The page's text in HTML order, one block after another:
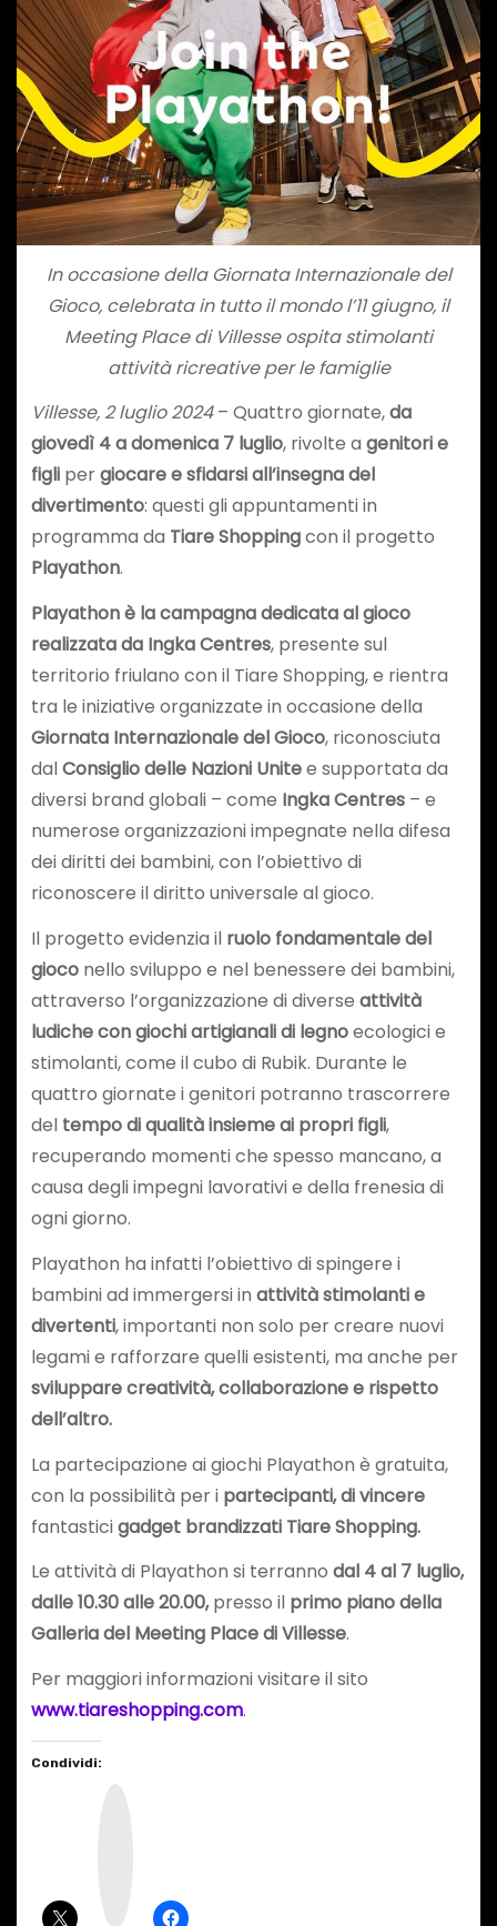
In occasione della Giornata Internazionale del
Gioco, celebrata in tutto il mondo l’11 giugno, il
Meeting Place di Villesse ospita stimolanti
attività ricreative per le famiglie
Villesse, 2 luglio 2024– Quattro giornate,da
giovedì 4 a domenica 7 luglio, rivolte a genitori e
figlipergiocare e sfidarsi all’insegna del
divertimento: questi gli appuntamenti in
programma da Tiare Shoppingcon il progetto
Playathon.
Playathon è la campagna dedicata al gioco
realizzata da Ingka Centres, presente sul
territorio friulano con il Tiare Shopping, e rientra
tra le iniziative organizzate in occasione della
Giornata Internazionale del Gioco, riconosciuta
dalConsiglio delle Nazioni Unitee supportata da
diversi brand globali – come Ingka Centres– e
numerose organizzazioni impegnate nella difesa
dei diritti dei bambini, con l’obiettivo di
riconoscere il diritto universale al gioco.
Il progetto evidenzia il ruolo fondamentale del
gioco nello sviluppo e nel benessere dei bambini,
attraverso l’organizzazione di diverse attività
ludiche con giochi artigianali di legnoecologici e
stimolanti, come il cubo di Rubik. Durante le
quattro giornate i genitori potranno trascorrere
del tempo di qualità insieme ai propri figli,
recuperando momenti che spesso mancano, a
causa degli impegni lavorativi e della frenesia di
ogni giorno.
Playathon ha infatti l’obiettivo di spingere i
bambini ad immergersi in attività stimolanti e
divertenti, importanti non solo per creare nuovi
legami e rafforzare quelli esistenti, ma anche per
sviluppare creatività, collaborazione e rispetto
dell’altro.
La partecipazione ai giochi Playathon è gratuita,
con la possibilità per ipartecipanti, di vincere
fantasticigadget brandizzati Tiare Shopping.
Le attività di Playathon si terranno dal 4 al 7 luglio,
dalle 10.30 alle 20.00,presso il primo piano della
Galleria del Meeting Place di Villesse.
Per maggiori informazioni visitare il sito
www.tiareshopping.com.
Condividi: